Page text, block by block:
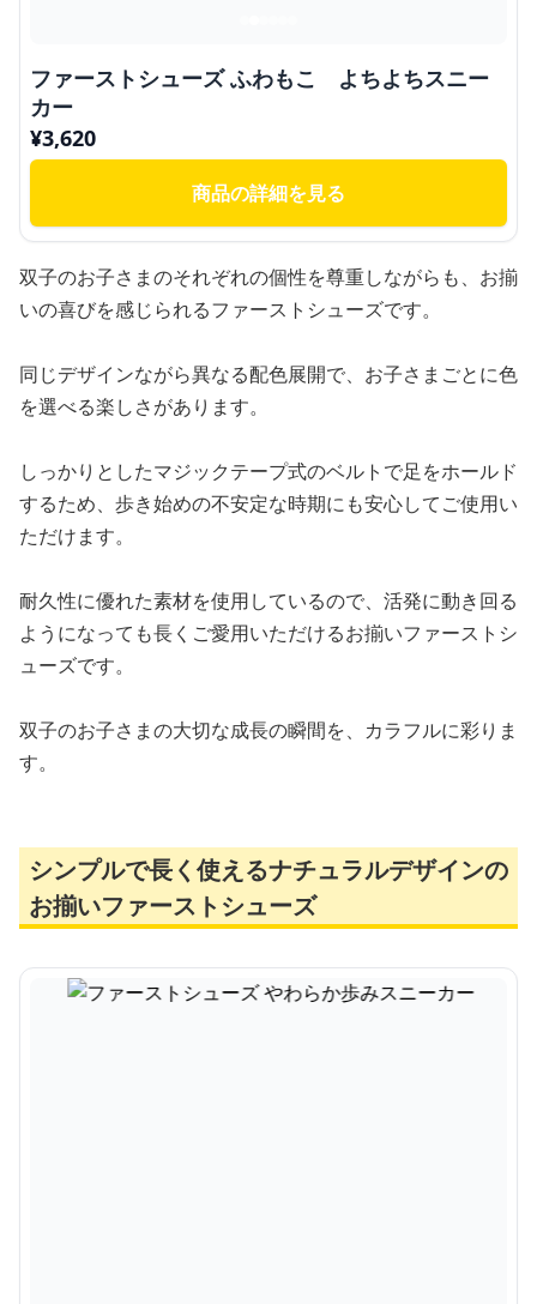
ファーストシューズ ふわもこ よちよちスニー
カー
¥3,620
商品の詳細を見る
双子のお子さまのそれぞれの個性を尊重しながらも、お揃
いの喜びを感じられるファーストシューズです。
同じデザインながら異なる配色展開で、お子さまごとに色
を選べる楽しさがあります。
しっかりとしたマジックテープ式のベルトで足をホールド
するため、歩き始めの不安定な時期にも安心してご使用い
ただけます。
耐久性に優れた素材を使用しているので、活発に動き回る
ようになっても長くご愛用いただけるお揃いファーストシ
ューズです。
双子のお子さまの大切な成長の瞬間を、カラフルに彩りま
す。
シンプルで長く使えるナチュラルデザインの
お揃いファーストシューズ